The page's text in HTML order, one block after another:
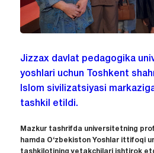
Jizzax davlat pedagogika
yoshlari uchun Toshkent
Islom sivilizatsiyasi
tashkil etildi.
Mazkur tashrifda universitetning
hamda O‘zbekiston Yoshlar ittifoqi